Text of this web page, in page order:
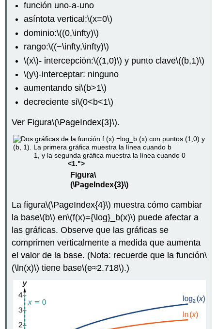
función uno-a-uno
asíntota vertical:\(x=0\)
dominio:\((0,\infty)\)
rango:\((−\infty,\infty)\)
\(x\)- intercepción:\((1,0)\) y punto clave\((b,1)\)
\(y\)-interceptar: ninguno
aumentando si\(b>1\)
decreciente si\(0<b<1\)
Ver Figura\(\PageIndex{3}\).
1, y la segunda gráfica muestra la línea cuando 0
<1.">
Figura\
(\PageIndex{3}\)
La figura\(\PageIndex{4}\) muestra cómo cambiar
la base\(b\) en\(f(x)={\log}_b(x)\) puede afectar a
las gráficas. Observe que las gráficas se
comprimen verticalmente a medida que aumenta
el valor de la base. (Nota: recuerde que la función\
(\ln(x)\) tiene base\(e≈2.718\).)